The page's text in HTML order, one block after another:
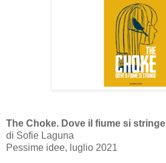
The Choke. Dove il fiume si stringe
di Sofie Laguna
Pessime idee, luglio 2021